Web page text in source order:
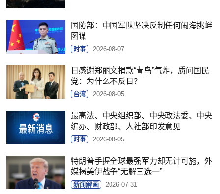
国防部：中国军队坚决反制任何闹海挑衅
图谋
时事 2026-08-07
日感谢郑丽文捐款“青鸟”气炸，质问国民
党：为什么不反日？
台湾 2026-08-05
最高法、中央组织部、中央政法委、中央
编办、财政部、人社部印发意见
时事 2026-08-05
特朗普手握全球最强军力却无计可施，外
媒揭美伊战争“无解三选一”
新闻解画 2026-07-31